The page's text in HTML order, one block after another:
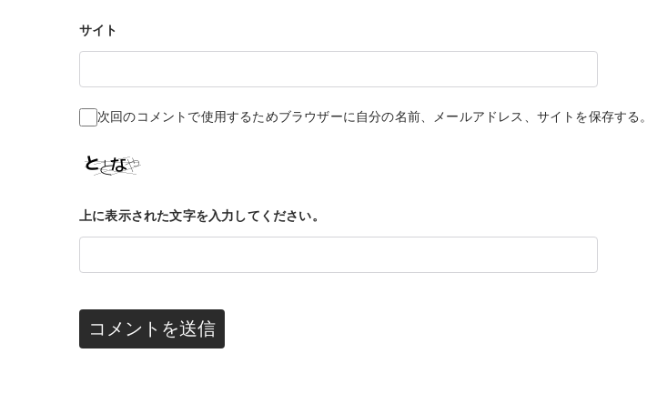
ン
サイト
次回のコメントで使用するためブラウザーに自分の名前、メールアドレス、サイトを保存する。
上に表示された文字を入力してください。